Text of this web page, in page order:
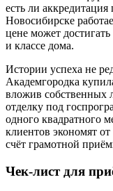
есть ли
Новосибирске
цене может
и классе дома.
Истории успеха не
Академгородка
вложив собственных
отделку под
одного квадратного
клиентов экономят
счёт грамотной
Чек-лист для